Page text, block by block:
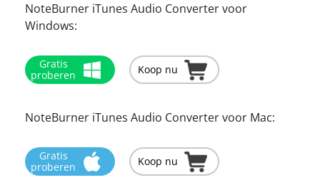
NoteBurner iTunes Audio Converter voor
Windows:
Gratis
proberen
Koop nu
NoteBurner iTunes Audio Converter voor Mac:
Gratis
proberen
Koop nu